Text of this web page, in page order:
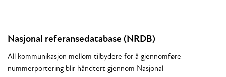
Nasjonal referansedatabase (NRDB)
All kommunikasjon mellom tilbydere for å gjennomføre
nummerportering blir håndtert gjennom Nasjonal